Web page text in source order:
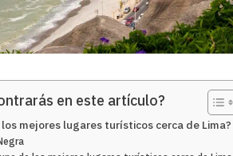
en este artículo?
los mejores lugares turísticos cerca de Lima?